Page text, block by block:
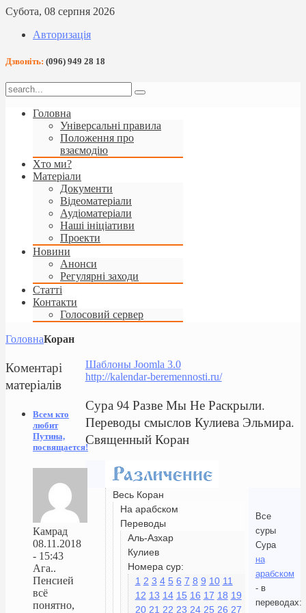
Субота, 08 серпня 2026
Авторизація
Дзвоніть: (096) 949 28 18
Головна
Універсальні правила
Положення про
взаємодію
Хто ми?
Матеріали
Документи
Відеоматеріали
Аудіоматеріали
Наші ініціативи
Проекти
Новини
Анонси
Регулярні заходи
Статті
Контакти
Голосовий сервер
ГоловнаКоран
Шаблоны Joomla 3.0
http://kalendar-beremennosti.ru/
Сура 94 Разве Мы Не Раскрыли.
Переводы смыслов Кулиева Эльмира.
Священный Коран
Весь Коран
На арабском
Переводы
Аль-Азхар
Кулиев
Номера сур:
1 2 3 4 5 6 7 8 9 10 11
12 13 14 15 16 17 18 19
20 21 22 23 24 25 26 27
Все
суры
Сура
на
арабском
- в
переводах:
Коментарі
матеріалів
Всем кто
любит
Путина,
посвящается!
Камрад
08.11.2018
- 15:43
Ага..
Пенсией
всё
понятно,